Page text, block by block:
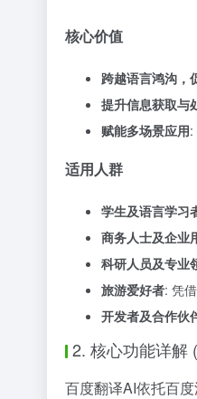
核心价值
跨越语言鸿沟，
提升信息获取与
赋能多场景应用:
适用人群
学生及语言学习
商务人士及企业
科研人员及专业
旅游爱好者: 凭
开发者及合作伙
2. 核心功能详解
百度翻译AI依托百